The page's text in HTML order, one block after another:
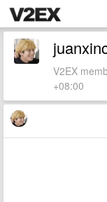
V2EX
+08:00